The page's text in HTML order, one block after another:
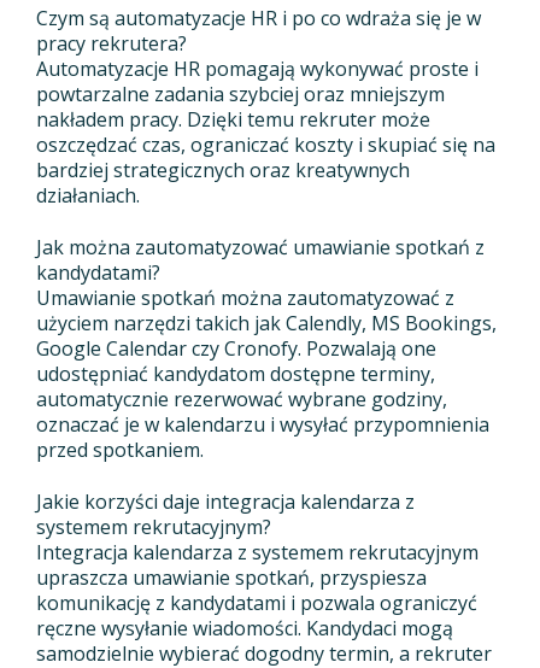
Czym są automatyzacje HR i po co wdraża się je w
pracy rekrutera?
Automatyzacje HR pomagają wykonywać proste i
powtarzalne zadania szybciej oraz mniejszym
nakładem pracy. Dzięki temu rekruter może
oszczędzać czas, ograniczać koszty i skupiać się na
bardziej strategicznych oraz kreatywnych
działaniach.
Jak można zautomatyzować umawianie spotkań z
kandydatami?
Umawianie spotkań można zautomatyzować z
użyciem narzędzi takich jak Calendly, MS Bookings,
Google Calendar czy Cronofy. Pozwalają one
udostępniać kandydatom dostępne terminy,
automatycznie rezerwować wybrane godziny,
oznaczać je w kalendarzu i wysyłać przypomnienia
przed spotkaniem.
Jakie korzyści daje integracja kalendarza z
systemem rekrutacyjnym?
Integracja kalendarza z systemem rekrutacyjnym
upraszcza umawianie spotkań, przyspiesza
komunikację z kandydatami i pozwala ograniczyć
ręczne wysyłanie wiadomości. Kandydaci mogą
samodzielnie wybierać dogodny termin, a rekruter